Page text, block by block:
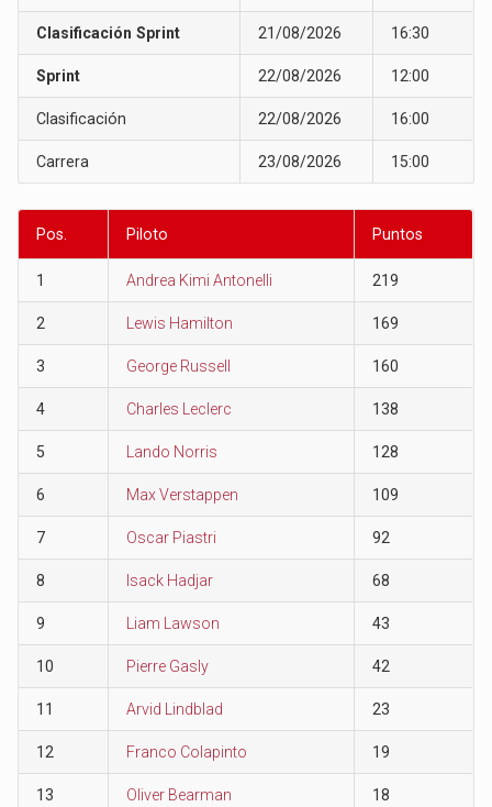
Clasificación Sprint 21/08/2026 16:30
Sprint 22/08/2026 12:00
Clasificación 22/08/2026 16:00
Carrera 23/08/2026 15:00
Pos. Piloto Puntos
1 Andrea Kimi Antonelli 219
2 Lewis Hamilton 169
3 George Russell 160
4 Charles Leclerc 138
5 Lando Norris 128
6 Max Verstappen 109
7 Oscar Piastri 92
8 Isack Hadjar 68
9 Liam Lawson 43
10 Pierre Gasly 42
11 Arvid Lindblad 23
12 Franco Colapinto 19
13 Oliver Bearman 18